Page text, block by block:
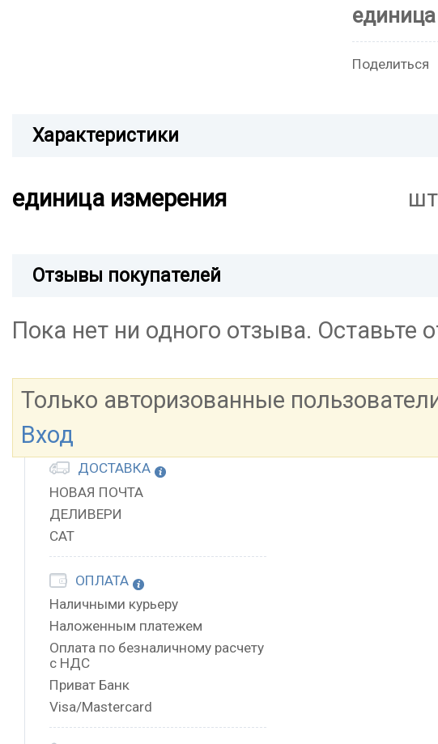
Поделиться
Характеристики
единица измерения шт
Отзывы покупателей
Пока нет ни одного отзыва. Оставьте
Только авторизованные
Вход
ДОСТАВКА
НОВАЯ ПОЧТА
ДЕЛИВЕРИ
САТ
ОПЛАТА
Наличными курьеру
Наложенным платежем
Оплата по безналичному расчету
с НДС
Приват Банк
Visa/Mastercard